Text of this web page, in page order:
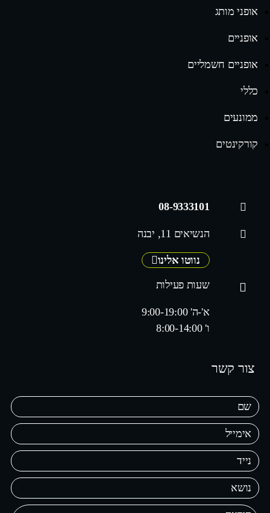
אופני מותג
אופניים
אופניים חשמליים
כללי
ממונעים
קורקינטים
08-9333101
הנשיאים 11, יבנה
נווטו אלינו
שעות פעילות
א'-ה' 9:00-19:00
ו' 8:00-14:00
צור קשר